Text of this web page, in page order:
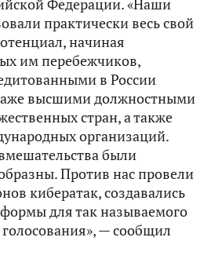
Федерации. «Наши
практически весь свой
начиная
им перебежчиков,
в России
высшими должностными
стран, а также
организаций.
были
Против нас провели
кибератак, создавались
для так называемого
— сообщил